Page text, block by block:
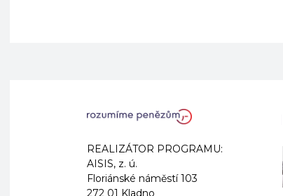
REALIZÁTOR PROGRAMU:
AISIS, z. ú.
Floriánské náměstí 103
272 01 Kladno